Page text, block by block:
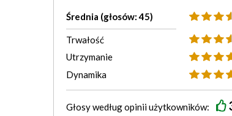
Średnia (głosów: 45)
Trwałość
Utrzymanie
Dynamika
Głosy wedługopiniiużytkowników: